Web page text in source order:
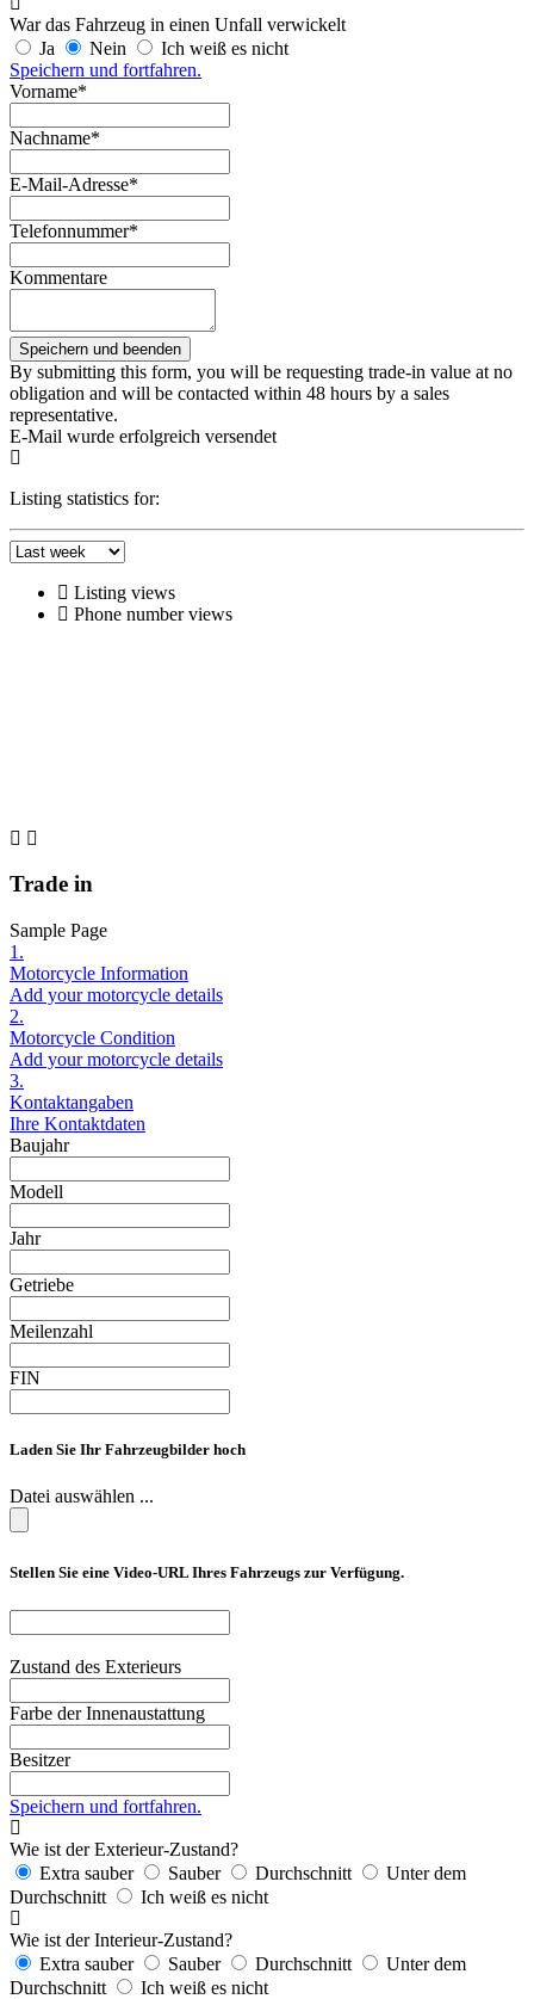
War das Fahrzeug in einen Unfall verwickelt
Ja
Nein
Ich weiß es nicht
Speichern und fortfahren.
Vorname*
Nachname*
E-Mail-Adresse*
Telefonnummer*
Kommentare
By submitting this form, you will be requesting trade-in value at no
obligation and will be contacted within 48 hours by a sales
representative.
E-Mail wurde erfolgreich versendet
Listing statistics for:
Listing views
Phone number views
Trade in
Sample Page
1.
Motorcycle Information
Add your motorcycle details
2.
Motorcycle Condition
Add your motorcycle details
3.
Kontaktangaben
Ihre Kontaktdaten
Baujahr
Modell
Jahr
Getriebe
Meilenzahl
FIN
Laden Sie Ihr Fahrzeugbilder hoch
Datei auswählen ...
Stellen Sie eine Video-URL Ihres Fahrzeugs zur Verfügung.
Zustand des Exterieurs
Farbe der Innenaustattung
Besitzer
Speichern und fortfahren.
Wie ist der Exterieur-Zustand?
Extra sauber
Sauber Durchschnitt
Unter dem
Durchschnitt
Ich weiß es nicht
Wie ist der Interieur-Zustand?
Extra sauber
Sauber Durchschnitt
Unter dem
Durchschnitt
Ich weiß es nicht